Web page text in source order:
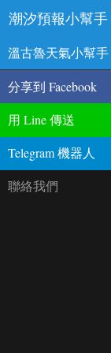
潮汐預報小幫手
溫古魯天氣小幫手
分享到 Facebook
用 Line 傳送
Telegram 機器人
聯絡我們